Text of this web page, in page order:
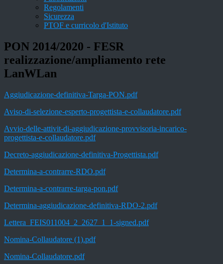
Regolamenti
Sicurezza
PTOF e curricolo d'Istituto
PON 2014/2020 - FESR
realizzazione/ampliamento rete
LanWLan
Aggiudicazione-definitiva-Targa-PON.pdf
Aviso-di-selezione-esperto-progettista-e-collaudatore.pdf
Avvio-delle-attivit-di-aggiudicazione-provvisoria-incarico-
progettista-e-collaudatore.pdf
Decreto-aggiudicazione-definitiva-Progettista.pdf
Determina-a-contrarre-RDO.pdf
Determina-a-contrarre-targa-pon.pdf
Determina-aggiudicazione-definitiva-RDO-2.pdf
Lettera_FEIS011004_2_2627_1_1-signed.pdf
Nomina-Collaudatore (1).pdf
Nomina-Collaudatore.pdf